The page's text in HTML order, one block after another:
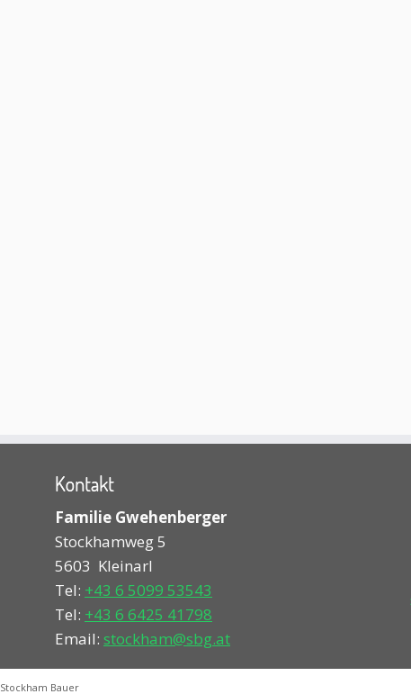
Kontakt
Familie Gwehenberger
Stockhamweg 5
5603 Kleinarl
Tel: +43 6 5099 53543
Tel: +43 6 6425 41798
Email: stockham@sbg.at
Stockham Bauer